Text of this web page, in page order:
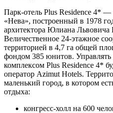
Парк-отель Plus Residence 4*
«Нева», построенный в 1978
архитектора Юлиана
Величественное 24-этажное
территорией в 4,7 га общей
фондом 385 юнитов.
комплексом Plus Residence 4*
оператор Azimut Hotels.
маленький город, в котором
отдыха:
конгресс-холл на 600